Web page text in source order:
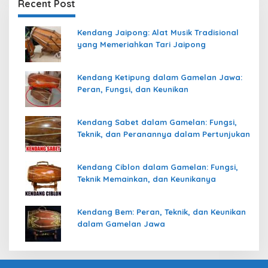
Recent Post
Kendang Jaipong: Alat Musik Tradisional
yang Memeriahkan Tari Jaipong
Kendang Ketipung dalam Gamelan Jawa:
Peran, Fungsi, dan Keunikan
Kendang Sabet dalam Gamelan: Fungsi,
Teknik, dan Peranannya dalam Pertunjukan
Kendang Ciblon dalam Gamelan: Fungsi,
Teknik Memainkan, dan Keunikanya
Kendang Bem: Peran, Teknik, dan Keunikan
dalam Gamelan Jawa